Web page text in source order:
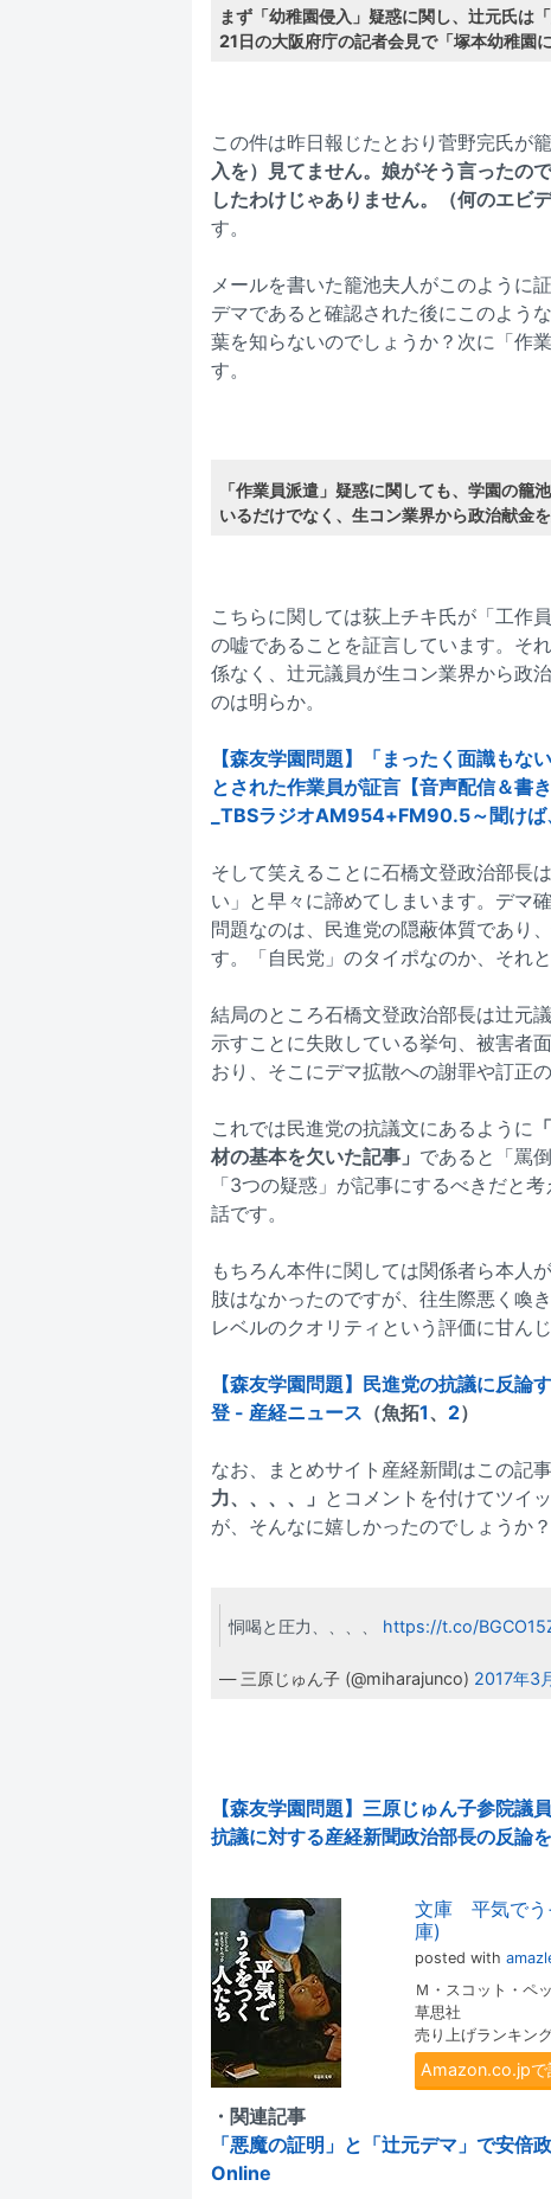
まず「幼稚園侵入」疑惑に関し、辻元氏は
21日の大阪府庁の記者会見で「塚本幼稚園
この件は昨日報じたとおり菅野完氏が
入を）見てません。娘がそう言ったの
したわけじゃありません。（何のエビ
す。
メールを書いた籠池夫人がこのように
デマであると確認された後にこのよう
葉を知らないのでしょうか？次に「作
す。
「作業員派遣」疑惑に関しても、学園の籠
いるだけでなく、生コン業界から政治献金を
こちらに関しては荻上チキ氏が「工作
の嘘であることを証言しています。そ
係なく、辻元議員が生コン業界から政
のは明らか。
【森友学園問題】「まったく面識もな
とされた作業員が証言【音声配信＆書
_TBSラジオAM954+FM90.5～聞けば
そして笑えることに石橋文登政治部長
い」と早々に諦めてしまいます。デマ
問題なのは、民進党の隠蔽体質であり
す。「自民党」のタイポなのか、それ
結局のところ石橋文登政治部長は辻元
示すことに失敗している挙句、被害者
おり、そこにデマ拡散への謝罪や訂正
これでは民進党の抗議文にあるように
材の基本を欠いた記事」 であると「罵
「3つの疑惑」が記事にするべきだと
話です。
もちろん本件に関しては関係者ら本人
肢はなかったのですが、往生際悪く喚
レベルのクオリティという評価に甘ん
【森友学園問題】民進党の抗議に反
登 - 産経ニュース （魚拓1、 2）
なお、まとめサイト産経新聞はこの記
力、、、、」 とコメントを付けてツイ
が、そんなに嬉しかったのでしょうか？
恫喝と圧力、、、、 https://t.co/
— 三原じゅん子 (@miharajunco) 2017年3
【森友学園問題】三原じゅん子参院
抗議に対する産経新聞政治部長の反論
文庫 平気でう
庫)
posted with
Ｍ・スコット・ペ
草思社
売り上げランキン
Amazon.co.jpで
・関連記事
「悪魔の証明」と「辻元デマ」で安
Online